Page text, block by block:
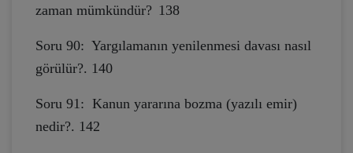
zaman mümkündür? 138
Soru 90: Yargılamanın yenilenmesi davası nasıl
görülür?. 140
Soru 91: Kanun yararına bozma (yazılı emir)
nedir?. 142